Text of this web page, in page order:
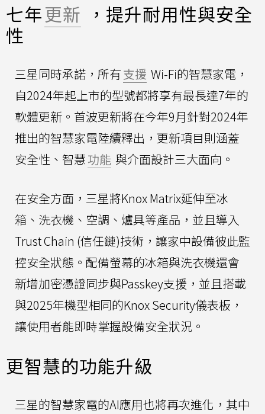
七年更新 ，提升耐用性與安全
性
三星同時承諾，所有支援 Wi-Fi的智慧家電，
自2024年起上市的型號都將享有最長達7年的
軟體更新。首波更新將在今年9月針對2024年
推出的智慧家電陸續釋出，更新項目則涵蓋
安全性、智慧功能 與介面設計三大面向。
在安全方面，三星將Knox Matrix延伸至冰
箱、洗衣機、空調、爐具等產品，並且導入
Trust Chain (信任鏈)技術，讓家中設備彼此監
控安全狀態。配備螢幕的冰箱與洗衣機還會
新增加密憑證同步與Passkey支援，並且搭載
與2025年機型相同的Knox Security儀表板，
讓使用者能即時掌握設備安全狀況。
更智慧的功能升級
三星的智慧家電的AI應用也將再次進化，其中